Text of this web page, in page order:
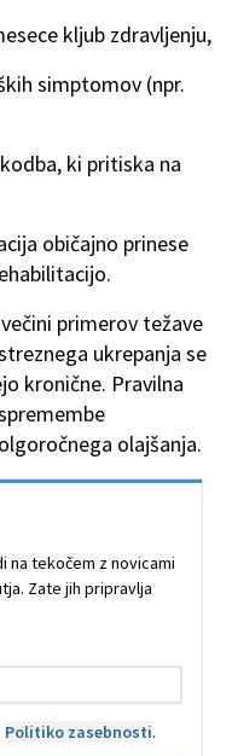
kljub zdravljenju,
simptomov (npr.
ki pritiska na
običajno prinese
primerov težave
ukrepanja se
kronične. Pravilna
olajšanja.
na tekočem z novicami
Zate jih pripravlja
Politiko zasebnosti.